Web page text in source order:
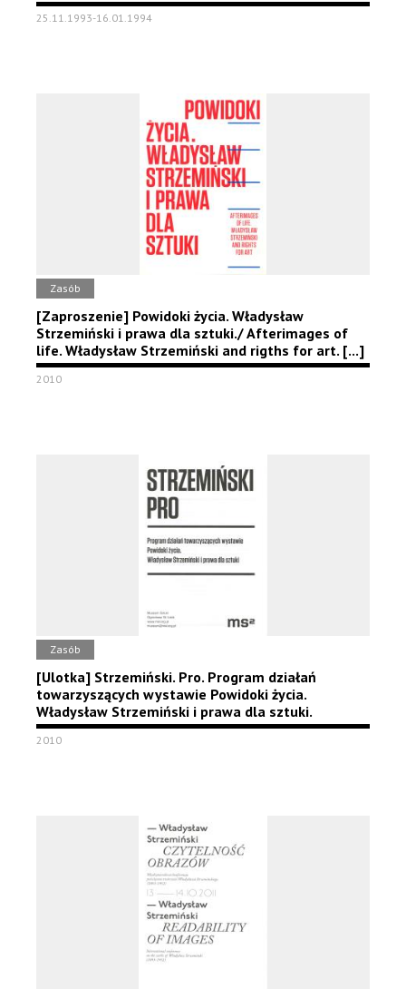
25.11.1993-16.01.1994
Zasób
[Zaproszenie] Powidoki życia. Władysław
Strzemiński i prawa dla sztuki./ Afterimages of
life. Władysław Strzemiński and rigths for art. [...]
2010
Zasób
[Ulotka] Strzemiński. Pro. Program działań
towarzyszących wystawie Powidoki życia.
Władysław Strzemiński i prawa dla sztuki.
2010